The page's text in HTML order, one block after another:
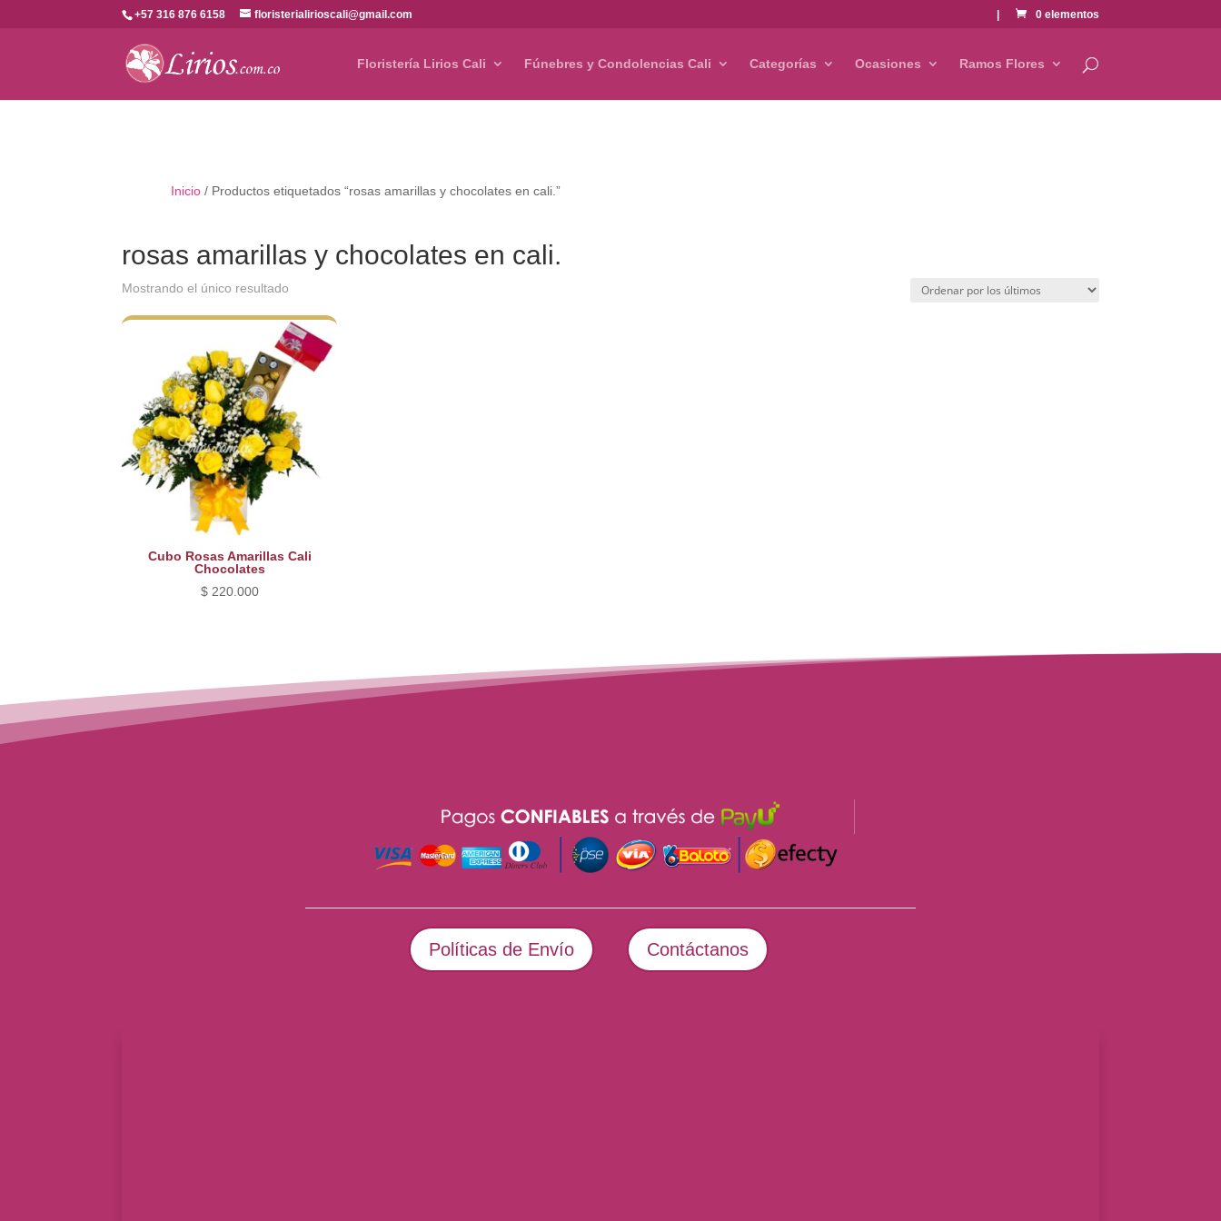
+57 316 876 6158 floristerialirioscali@gmail.com 0 elementos
Floristería Lirios Cali Fúnebres y Condolencias Cali Categorías Ocasiones Ramos Flores
Inicio / Productos etiquetados “rosas amarillas y chocolates en cali.”
rosas amarillas y chocolates en cali.
Mostrando el único resultado
Cubo Rosas Amarillas Cali
Chocolates
$220.000
Políticas de Envío Contáctanos